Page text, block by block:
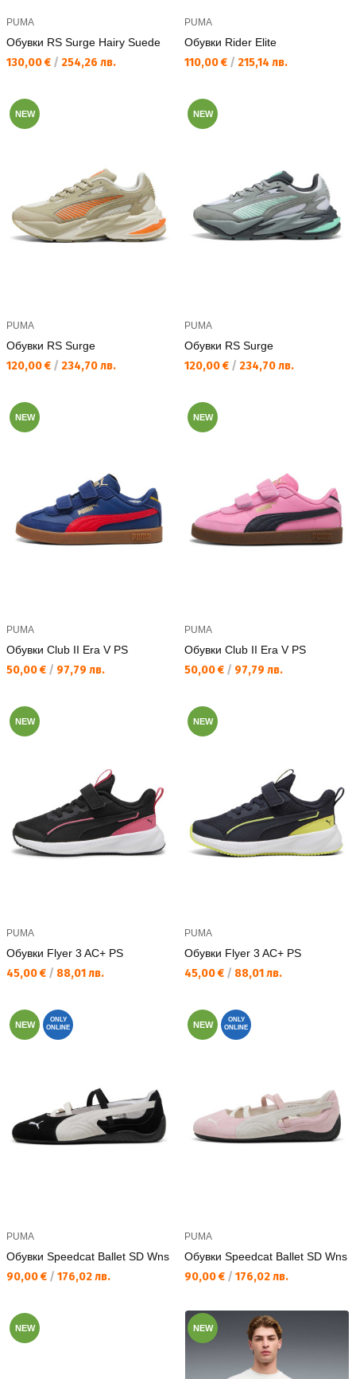
PUMA
Обувки RS Surge Hairy Suede
Текуща цена:
130,00 € / 254,26 лв.
PUMA
Обувки Rider Elite
Текуща цена:
110,00 € / 215,14 лв.
NEW
PUMA
Обувки RS Surge
Текуща цена:
120,00 € / 234,70 лв.
NEW
PUMA
Обувки RS Surge
Текуща цена:
120,00 € / 234,70 лв.
NEW
PUMA
Обувки Club II Era V PS
Текуща цена:
50,00 € / 97,79 лв.
NEW
PUMA
Обувки Club II Era V PS
Текуща цена:
50,00 € / 97,79 лв.
NEW
PUMA
Обувки Flyer 3 AC+ PS
Текуща цена:
45,00 € / 88,01 лв.
NEW
PUMA
Обувки Flyer 3 AC+ PS
Текуща цена:
45,00 € / 88,01 лв.
NEW
ONLY
ONLINE
PUMA
Обувки Speedcat Ballet SD Wns
Текуща цена:
90,00 € / 176,02 лв.
NEW
ONLY
ONLINE
PUMA
Обувки Speedcat Ballet SD Wns
Текуща цена:
90,00 € / 176,02 лв.
NEW NEW